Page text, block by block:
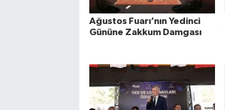
Ağustos Fuarı’nın Yedinci
Gününe Zakkum Damgası